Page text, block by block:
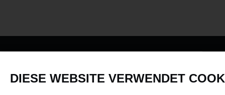
DIESE WEBSITE VERWENDET